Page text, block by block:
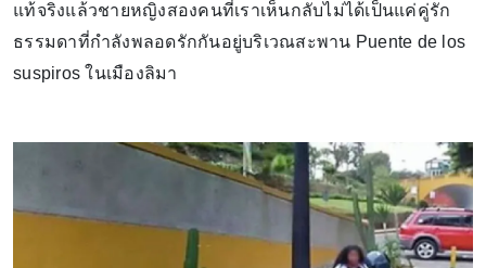
แท้จริงแล้วชายหญิงสองคนที่เราเห็นกลับไม่ได้เป็นแค่คู่รัก
ธรรมดาที่กำลังพลอดรักกันอยู่บริเวณสะพาน Puente de los
suspiros ในเมืองลิมา